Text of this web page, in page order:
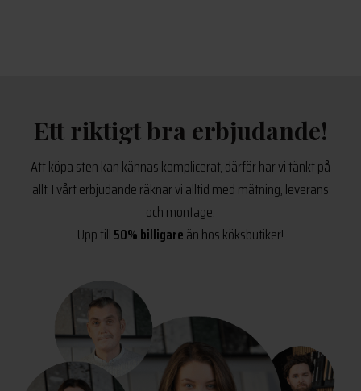
Ett riktigt bra erbjudande!
Att köpa sten kan kännas komplicerat, därför har vi tänkt på
allt. I vårt erbjudande räknar vi alltid med mätning, leverans
och montage.
Upp till50% billigareän hos köksbutiker!